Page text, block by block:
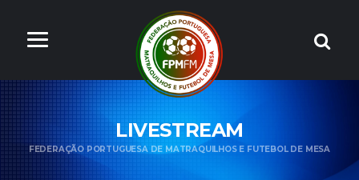
LIVESTREAM
FEDERAÇÃO PORTUGUESA DE MATRAQUILHOS E FUTEBOL DE MESA